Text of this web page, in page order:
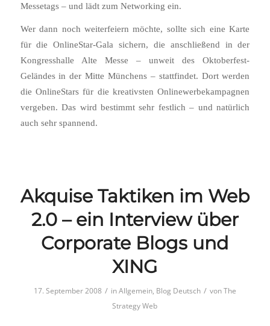
Messetags – und lädt zum Networking ein.
Wer dann noch weiterfeiern möchte, sollte sich eine Karte
für die OnlineStar-Gala sichern, die anschließend in der
Kongresshalle Alte Messe – unweit des Oktoberfest-
Geländes in der Mitte Münchens – stattfindet. Dort werden
die OnlineStars für die kreativsten Onlinewerbekampagnen
vergeben. Das wird bestimmt sehr festlich – und natürlich
auch sehr spannend.
Akquise Taktiken im Web
2.0 – ein Interview über
Corporate Blogs und
XING
17. September 2008 / inAllgemein, Blog Deutsch / vonThe
Strategy Web